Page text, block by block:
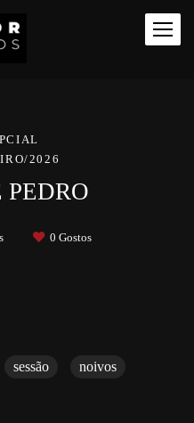
2026
0 Gostos
sessão
noivos